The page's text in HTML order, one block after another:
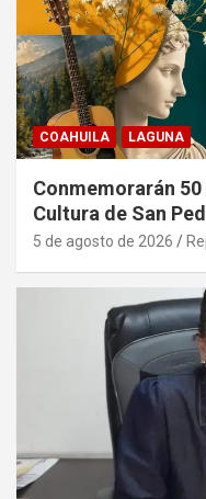
COAHUILA LAGUNA
Conmemorarán 50
Cultura de San
5 de agosto de 2026